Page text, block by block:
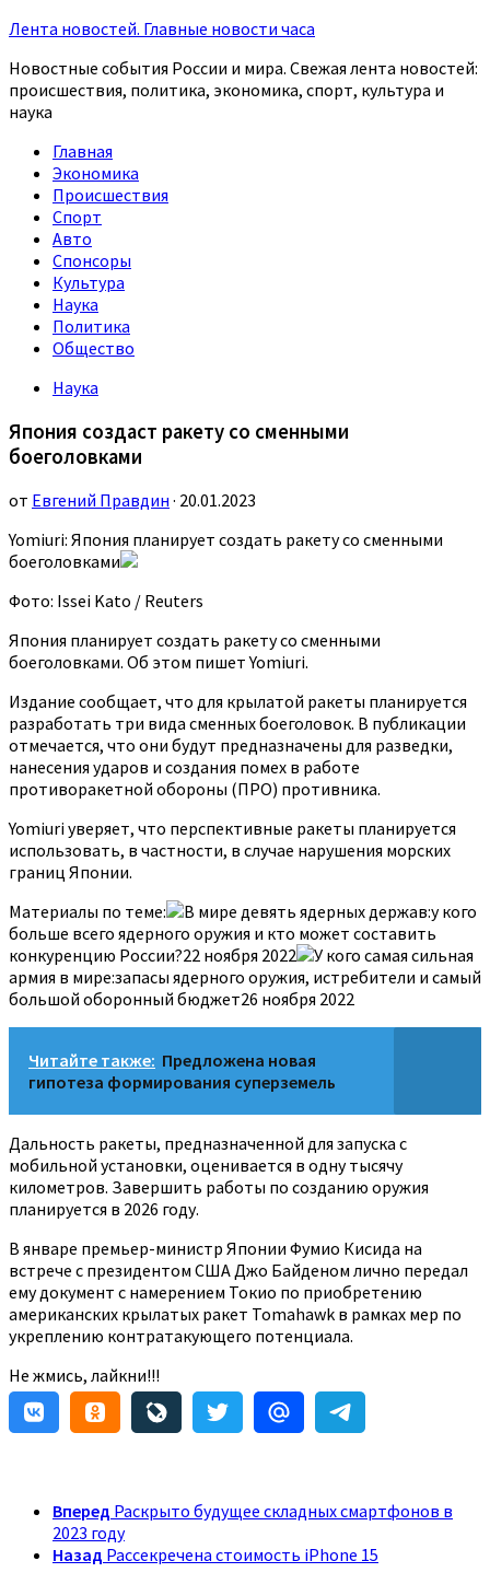
Лента новостей. Главные новости часа
Новостные события России и мира. Свежая лента новостей:
происшествия, политика, экономика, спорт, культура и
наука
Главная
Экономика
Происшествия
Спорт
Авто
Спонсоры
Культура
Наука
Политика
Общество
Наука
Япония создаст ракету со сменными
боеголовками
от Евгений Правдин · 20.01.2023
Yomiuri: Япония планирует создать ракету со сменными
боеголовками
Фото: Issei Kato / Reuters
Япония планирует создать ракету со сменными
боеголовками. Об этом пишет Yomiuri.
Издание сообщает, что для крылатой ракеты планируется
разработать три вида сменных боеголовок. В публикации
отмечается, что они будут предназначены для разведки,
нанесения ударов и создания помех в работе
противоракетной обороны (ПРО) противника.
Yomiuri уверяет, что перспективные ракеты планируется
использовать, в частности, в случае нарушения морских
границ Японии.
Материалы по теме:
В мире девять ядерных держав:у кого
больше всего ядерного оружия и кто может составить
конкуренцию России?22 ноября 2022
У кого самая сильная
армия в мире:запасы ядерного оружия, истребители и самый
большой оборонный бюджет26 ноября 2022
Читайте также: Предложена новая
гипотеза формирования суперземель
Дальность ракеты, предназначенной для запуска с
мобильной установки, оценивается в одну тысячу
километров. Завершить работы по созданию оружия
планируется в 2026 году.
В январе премьер-министр Японии Фумио Кисида на
встрече с президентом США Джо Байденом лично передал
ему документ с намерением Токио по приобретению
американских крылатых ракет Tomahawk в рамках мер по
укреплению контратакующего потенциала.
Не жмись, лайкни!!!
Вперед Раскрыто будущее складных смартфонов в
2023 году
Назад Рассекречена стоимость iPhone 15